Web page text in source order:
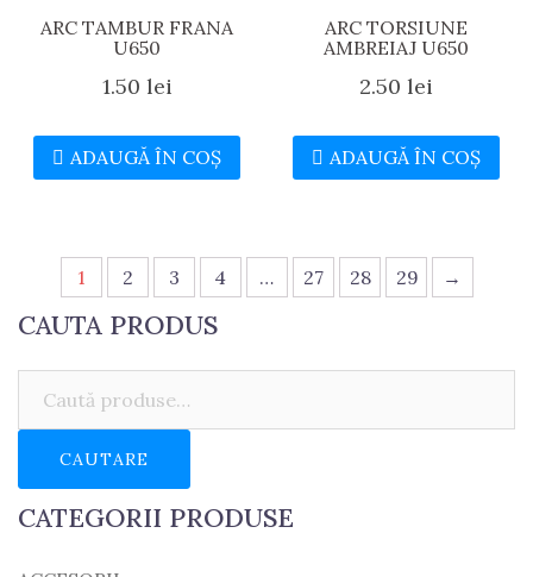
ARC TAMBUR FRANA
U650
1.50 lei
ADAUGĂ ÎN COȘ
ARC TORSIUNE
AMBREIAJ U650
2.50 lei
ADAUGĂ ÎN COȘ
1 2 3 4 … 27 28 29 →
CAUTA PRODUS
CAUTARE
CATEGORII PRODUSE